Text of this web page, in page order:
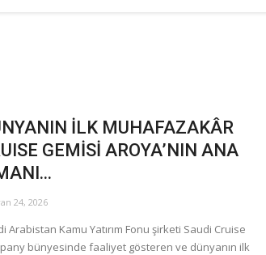
İLK MUHAFAZAKÂR
GEMİSİ AROYA’NIN ANA
24, 2026
Arabistan Kamu Yatırım Fonu şirketi Saudi Cruise
bünyesinde faaliyet gösteren ve dünyanın ilk